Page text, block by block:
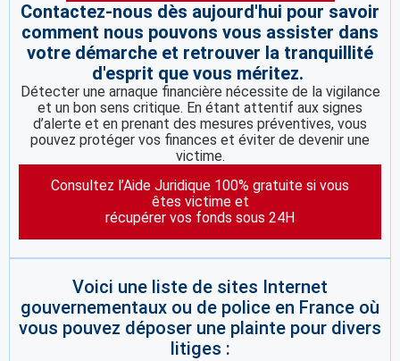
Contactez-nous dès aujourd'hui pour savoir
comment nous pouvons vous assister dans
votre démarche et retrouver la tranquillité
d'esprit que vous méritez.
Détecter une arnaque financière nécessite de la vigilance
et un bon sens critique. En étant attentif aux signes
d’alerte et en prenant des mesures préventives, vous
pouvez protéger vos finances et éviter de devenir une
victime.
Consultez l’Aide Juridique 100% gratuite si vous
êtes victime et
récupérer vos fonds sous 24H
Voici une liste de sites Internet
gouvernementaux ou de police en France où
vous pouvez déposer une plainte pour divers
litiges :